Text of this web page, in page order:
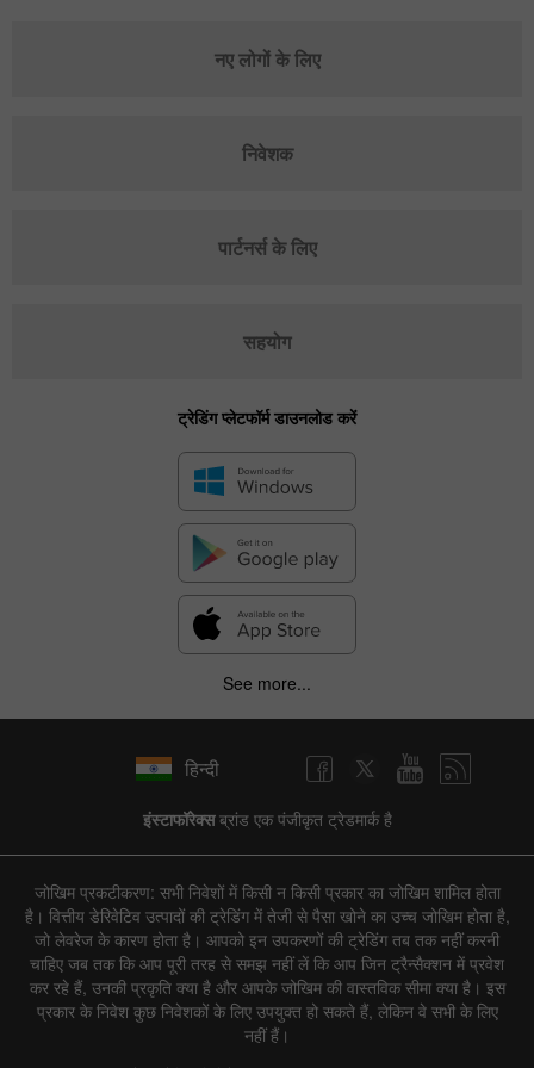
नए लोगों के लिए
निवेशक
पार्टनर्स के लिए
सहयोग
ट्रेडिंग प्लेटफॉर्म डाउनलोड करें
See more...
हिन्दी
इंस्टाफॉरेक्सब्रांड एक पंजीकृत ट्रेडमार्क है
जोखिम प्रकटीकरण: सभी निवेशों में किसी न किसी प्रकार का जोखिम शामिल होता
है। वित्तीय डेरिवेटिव उत्पादों की ट्रेडिंग में तेजी से पैसा खोने का उच्च जोखिम होता है,
जो लेवरेज के कारण होता है। आपको इन उपकरणों की ट्रेडिंग तब तक नहीं करनी
चाहिए जब तक कि आप पूरी तरह से समझ नहीं लें कि आप जिन ट्रैन्सैक्शन में प्रवेश
कर रहे हैं, उनकी प्रकृति क्या है और आपके जोखिम की वास्तविक सीमा क्या है। इस
प्रकार के निवेश कुछ निवेशकों के लिए उपयुक्त हो सकते हैं, लेकिन वे सभी के लिए
नहीं हैं।